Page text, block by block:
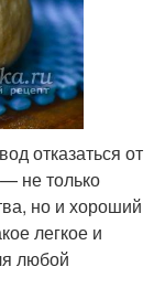
отказаться от
не только
но и хороший
легкое и
любой